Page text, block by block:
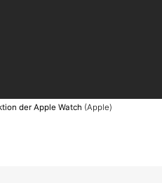
der Apple Watch (Apple)